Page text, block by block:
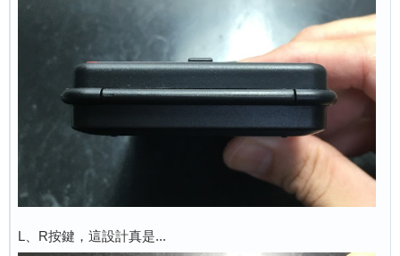
L、R按鍵，這設計真是...